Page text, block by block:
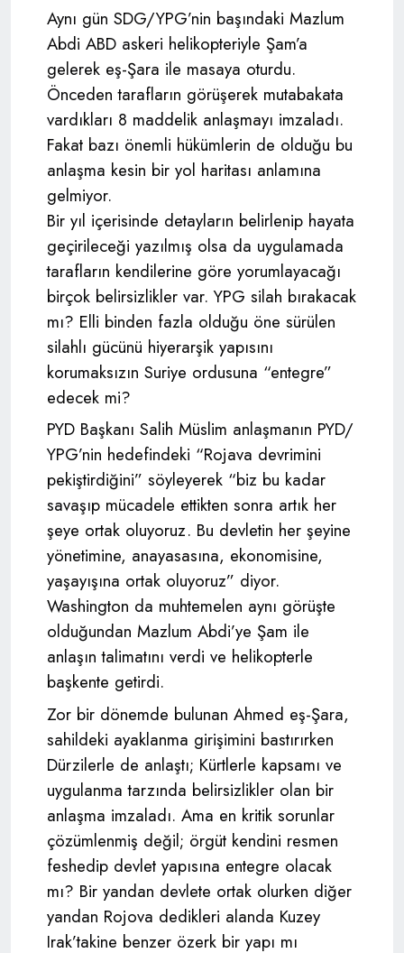
Aynı gün SDG/YPG’nin başındaki Mazlum
Abdi ABD askeri helikopteriyle Şam’a
gelerek eş-Şara ile masaya oturdu.
Önceden tarafların görüşerek mutabakata
vardıkları 8 maddelik anlaşmayı imzaladı.
Fakat bazı önemli hükümlerin de olduğu bu
anlaşma kesin bir yol haritası anlamına
gelmiyor.
Bir yıl içerisinde detayların belirlenip hayata
geçirileceği yazılmış olsa da uygulamada
tarafların kendilerine göre yorumlayacağı
birçok belirsizlikler var. YPG silah bırakacak
mı? Elli binden fazla olduğu öne sürülen
silahlı gücünü hiyerarşik yapısını
korumaksızın Suriye ordusuna “entegre”
edecek mi?
PYD Başkanı Salih Müslim anlaşmanın PYD/
YPG’nin hedefindeki “Rojava devrimini
pekiştirdiğini” söyleyerek “biz bu kadar
savaşıp mücadele ettikten sonra artık her
şeye ortak oluyoruz. Bu devletin her şeyine
yönetimine, anayasasına, ekonomisine,
yaşayışına ortak oluyoruz” diyor.
Washington da muhtemelen aynı görüşte
olduğundan Mazlum Abdi’ye Şam ile
anlaşın talimatını verdi ve helikopterle
başkente getirdi.
Zor bir dönemde bulunan Ahmed eş-Şara,
sahildeki ayaklanma girişimini bastırırken
Dürzilerle de anlaştı; Kürtlerle kapsamı ve
uygulanma tarzında belirsizlikler olan bir
anlaşma imzaladı. Ama en kritik sorunlar
çözümlenmiş değil; örgüt kendini resmen
feshedip devlet yapısına entegre olacak
mı? Bir yandan devlete ortak olurken diğer
yandan Rojova dedikleri alanda Kuzey
Irak’takine benzer özerk bir yapı mı